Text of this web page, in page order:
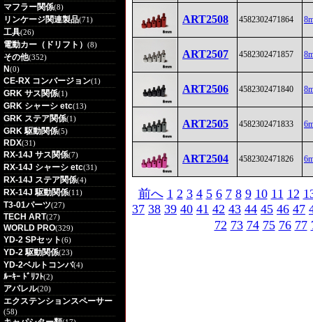
マフラー関係(8)
リンケージ関連製品(71)
工具(26)
電動カー（ドリフト） (8)
その他(352)
N(0)
CE-RX コンバージョン(1)
GRK サス関係(1)
GRK シャーシ etc(13)
GRK ステア関係(1)
GRK 駆動関係(5)
RDX(31)
RX-14J サス関係(7)
RX-14J シャーシ etc(31)
RX-14J ステア関係(4)
RX-14J 駆動関係(11)
T3-01パーツ(27)
TECH ART(27)
WORLD PRO(329)
YD-2 SPセット(6)
YD-2 駆動関係(23)
YD-2ベルトコンバ(4)
ﾙｰｷｰ ﾄﾞﾘﾌﾄ(2)
アパレル(20)
エクステンションスペーサー
(58)
ART2508 4582302471864
ART2507 4582302471857
ART2506 4582302471840
ART2505 4582302471833
ART2504 4582302471826
前へ 1 2 3 4 5 6 7 8 9 10 11 12
37 38 39 40 41 42 43 44 45 46 47
72 73 74 75 76 77